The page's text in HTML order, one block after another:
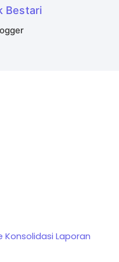
Bestari
Konsolidasi Laporan